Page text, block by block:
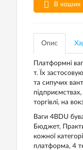
В кошик
Опис
Платформні
т. Їх
та сипучих
підприємствах,
торгівлі, на
Ваги 4BDU
Бюджет,
кожної
платформа, 4